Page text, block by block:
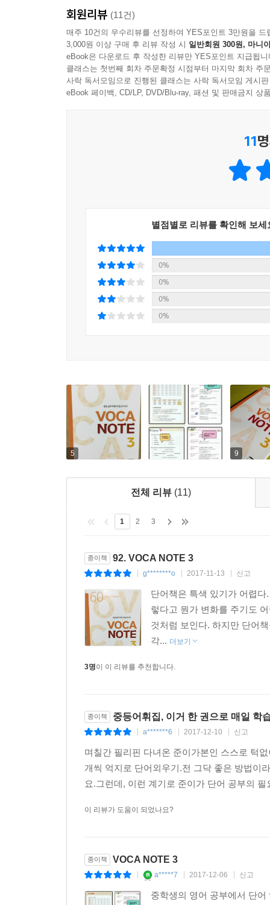
회원리뷰 (11건)
매주 10건의 우수리뷰를 선정하여 YES포인트 3만원을 드
3,000원 이상 구매 후 리뷰 작성 시 일반회원 300원, 마니
eBook은 다운로드 후 작성한 리뷰만 YES포인트 지급됩니
클래스는 첫번째 회차 주문확정 시점부터 마지막 회차 주
사락 독서모임으로 진행된 클래스는 사락 독서모임 게시
eBook 페이백, CD/LP, DVD/Blu-ray, 패션 및 판매금지 상
11
별점별로 리뷰를 확인해 보세
0%
0%
0%
0%
5 9
전체 리뷰 (11)
1 2 3
종이책 92. VOCA NOTE 3
g********o 2017-11-13 신고
단어책은 특색 있기가 어렵
렇다고 뭔가 변화를 주기도
것처럼 보인다. 하지만 단어
각... 더보기
3명이 이 리뷰를 추천합니다.
종이책 중등어휘집, 이거 한 권으로 매일 학
a*******6 2017-12-10 신고
며칠간 필리핀 다녀온 준이가본인 스스로 턱
개씩 억지로 단어외우기.전 그닥 좋은 방법이
요.그런데, 이런 계기로 준이가 단어 공부의
이 리뷰가 도움이 되었나요?
종이책 VOCA NOTE 3
a*****7 2017-12-06 신고
중학생의 영어 공부에서 단